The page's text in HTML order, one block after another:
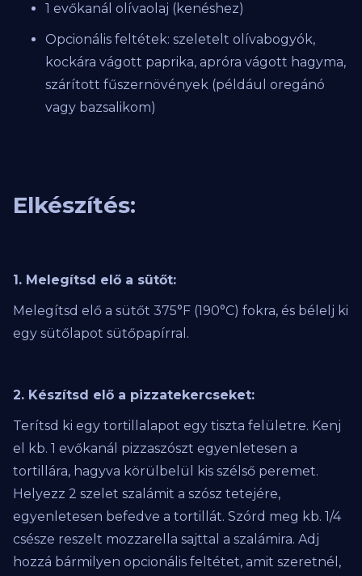
1 evőkanál olívaolaj (kenéshez)
Opcionális feltétek: szeletelt olívabogyók,
kockára vágott paprika, apróra vágott hagyma,
szárított fűszernövények (például oregánó
vagy bazsalikom)
Elkészítés:
1. Melegítsd elő a sütőt:
Melegítsd elő a sütőt 375°F (190°C) fokra, és bélelj ki
egy sütőlapot sütőpapírral.
2. Készítsd elő a pizzatekercseket:
Terítsd ki egy tortillalapot egy tiszta felületre. Kenj
el kb. 1 evőkanál pizzaszószt egyenletesen a
tortillára, hagyva körülbelül kis szélső peremet.
Helyezz 2 szelet szalámit a szósz tetejére,
egyenletesen befedve a tortillát. Szórd meg kb. 1/4
csésze reszelt mozzarella sajttal a szalámira. Adj
hozzá bármilyen opcionális feltétet, amit szeretnél,